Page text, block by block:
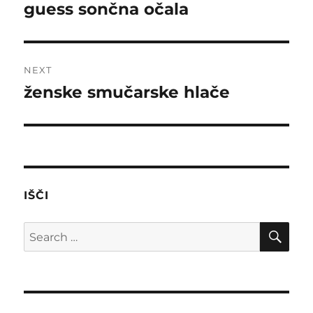
Previous
guess sončna očala
NEXT
Next
ženske smučarske hlače
IŠČI
Search
for: